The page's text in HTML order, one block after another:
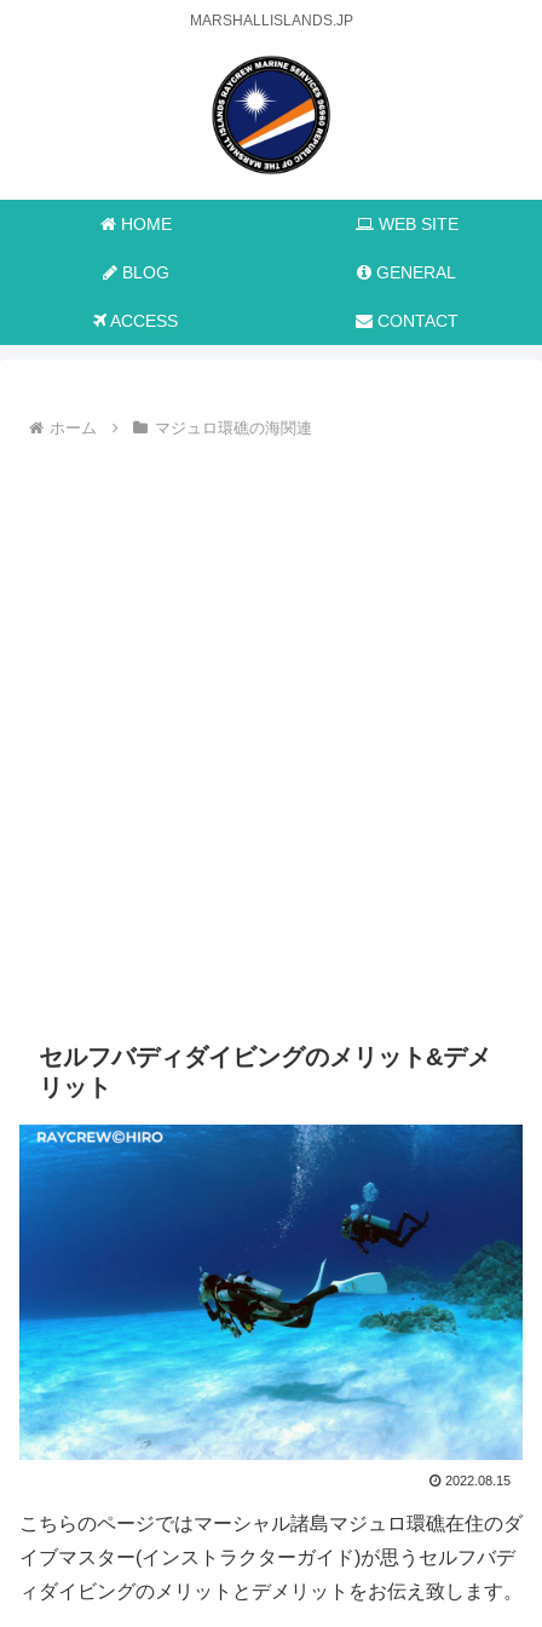
MARSHALLISLANDS.JP
HOME WEB SITE
BLOG GENERAL
ACCESS CONTACT
ホーム マジュロ環礁の海関連
セルフバディダイビングのメリット&デメ
リット
2022.08.15
こちらのページではマーシャル諸島マジュロ環礁在住のダ
イブマスター(インストラクターガイド)が思うセルフバデ
ィダイビングのメリットとデメリットをお伝え致します。